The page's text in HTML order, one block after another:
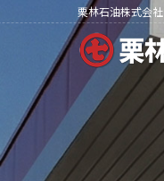
栗林石油株式会社